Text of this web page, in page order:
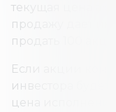
текущая цена
продажу дает
продать 100
Если акции
инвестора будет
цена